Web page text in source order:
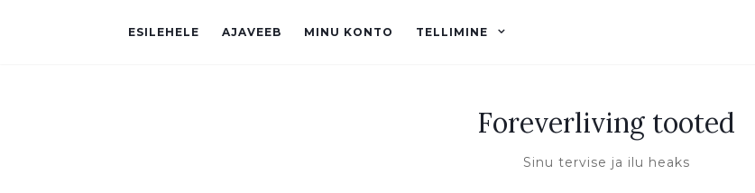
ESILEHELE AJAVEEB MINU KONTO TELLIMINE
Foreverliving tooted
Sinu tervise ja ilu heaks